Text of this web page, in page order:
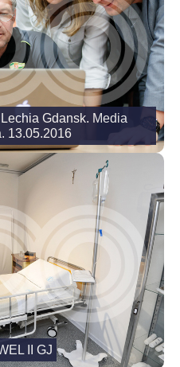
Gdansk. Media
13.05.2016
II GJ